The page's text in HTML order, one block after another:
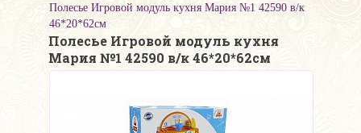
Полесье Игровой модуль кухня Мария №1 42590 в/к
46*20*62см
Полесье Игровой модуль кухня
Мария №1 42590 в/к 46*20*62см